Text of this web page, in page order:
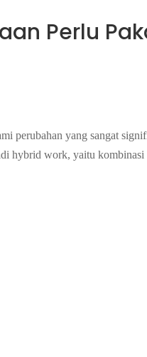
Perlu
perubahan yang sangat
hybrid work, yaitu kombinasi